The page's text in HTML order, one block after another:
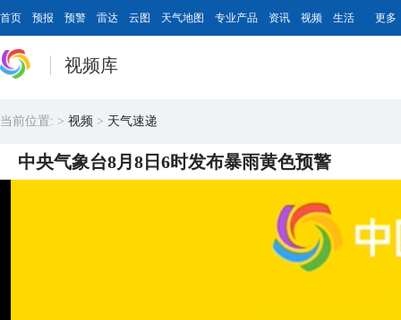
首页 预报 预警 雷达 云图 天气地图 专业产品 资讯 视频 生活 更多
视频库
当前位置: > 视频 > 天气速递
中央气象台8月8日6时发布暴雨黄色预警